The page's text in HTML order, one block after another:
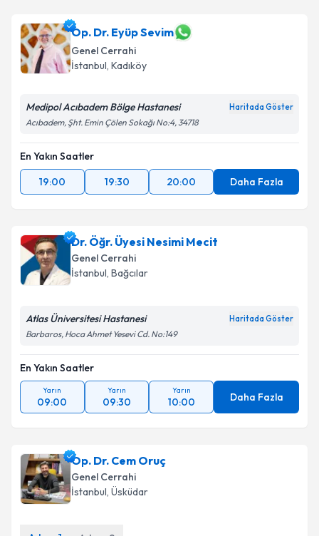
takvim hazırlandığında e-posta ile bilgilendireceğiz.
E-posta Adresiniz
Kişisel verilerimin işlenmesine ilişkin
Metni'ni okudum ve kişisel verilerimin belirtilen
kapsamda işlenmesini kabul ediyorum.
Op. Dr. Eyüp Sevim
Genel Cerrahi
İstanbul, Kadıköy
Medipol Acıbadem Bölge Hastanesi Haritada Göster
Acıbadem, Şht. Emin Çölen Sokağı No:4, 34718
En Yakın Saatler
19:00
19:30 20:00 Daha Fazla
Dr. Öğr. Üyesi Nesimi Mecit
Genel Cerrahi
İstanbul, Bağcılar
Atlas Üniversitesi Hastanesi Haritada Göster
Barbaros, Hoca Ahmet Yesevi Cd. No:149
En Yakın Saatler
Yarın
09:00
Yarın
09:30
Yarın
10:00 Daha Fazla
Op. Dr. Cem Oruç
Genel Cerrahi
İstanbul, Üsküdar